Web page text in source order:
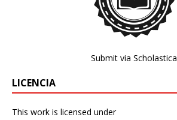
Submit via Scholastica
LICENCIA
This work is licensed under